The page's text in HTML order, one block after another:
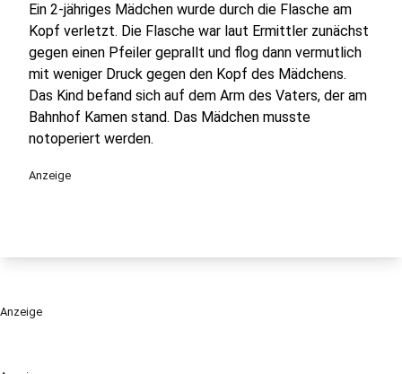
Ein 2-jähriges Mädchen wurde durch die Flasche am
Kopf verletzt. Die Flasche war laut Ermittler zunächst
gegen einen Pfeiler geprallt und flog dann vermutlich
mit weniger Druck gegen den Kopf des Mädchens.
Das Kind befand sich auf dem Arm des Vaters, der am
Bahnhof Kamen stand. Das Mädchen musste
notoperiert werden.
Anzeige
Anzeige